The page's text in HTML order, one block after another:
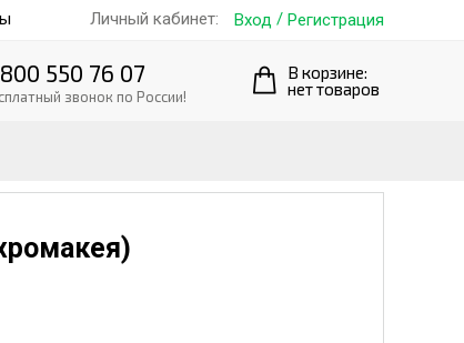
Личный кабинет: Вход / Регистрация
550 76 07
звонок по России!
В корзине:
нет товаров